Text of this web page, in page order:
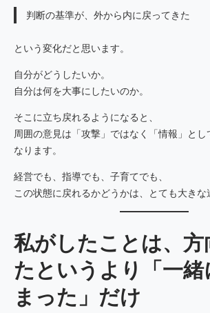
判断の基準が、外から内に戻ってきた
という変化だと思います。
自分がどうしたいか。
自分は何を大事にしたいのか。
そこに立ち戻れるようになると、
周囲の意見は「攻撃」ではなく「情報」とし
なります。
経営でも、指導でも、子育てでも、
この状態に戻れるかどうかは、とても大きな
私がしたことは、方
たというより「一緒
まった」だけ